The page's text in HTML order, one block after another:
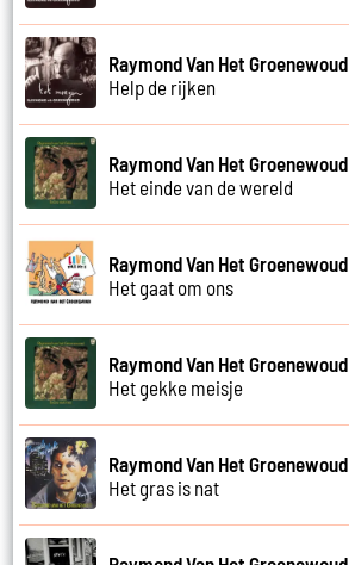
Raymond Van Het Groenewoud
Help de rijken
Raymond Van Het Groenewoud
Het einde van de wereld
Raymond Van Het Groenewoud
Het gaat om ons
Raymond Van Het Groenewoud
Het gekke meisje
Raymond Van Het Groenewoud
Het gras is nat